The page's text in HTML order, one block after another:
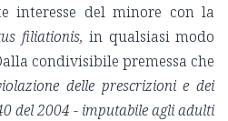
interesse del minore con la
filiationis, in qualsiasi modo
condivisibile premessa che
delle prescrizioni e dei
del 2004 - imputabile agli adulti